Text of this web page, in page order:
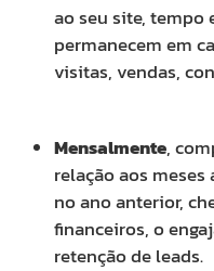
ao seu site, tempo
permanecem em
visitas, vendas,
Mensalmente,
relação aos
no ano anterior,
financeiros, o
retenção de leads.